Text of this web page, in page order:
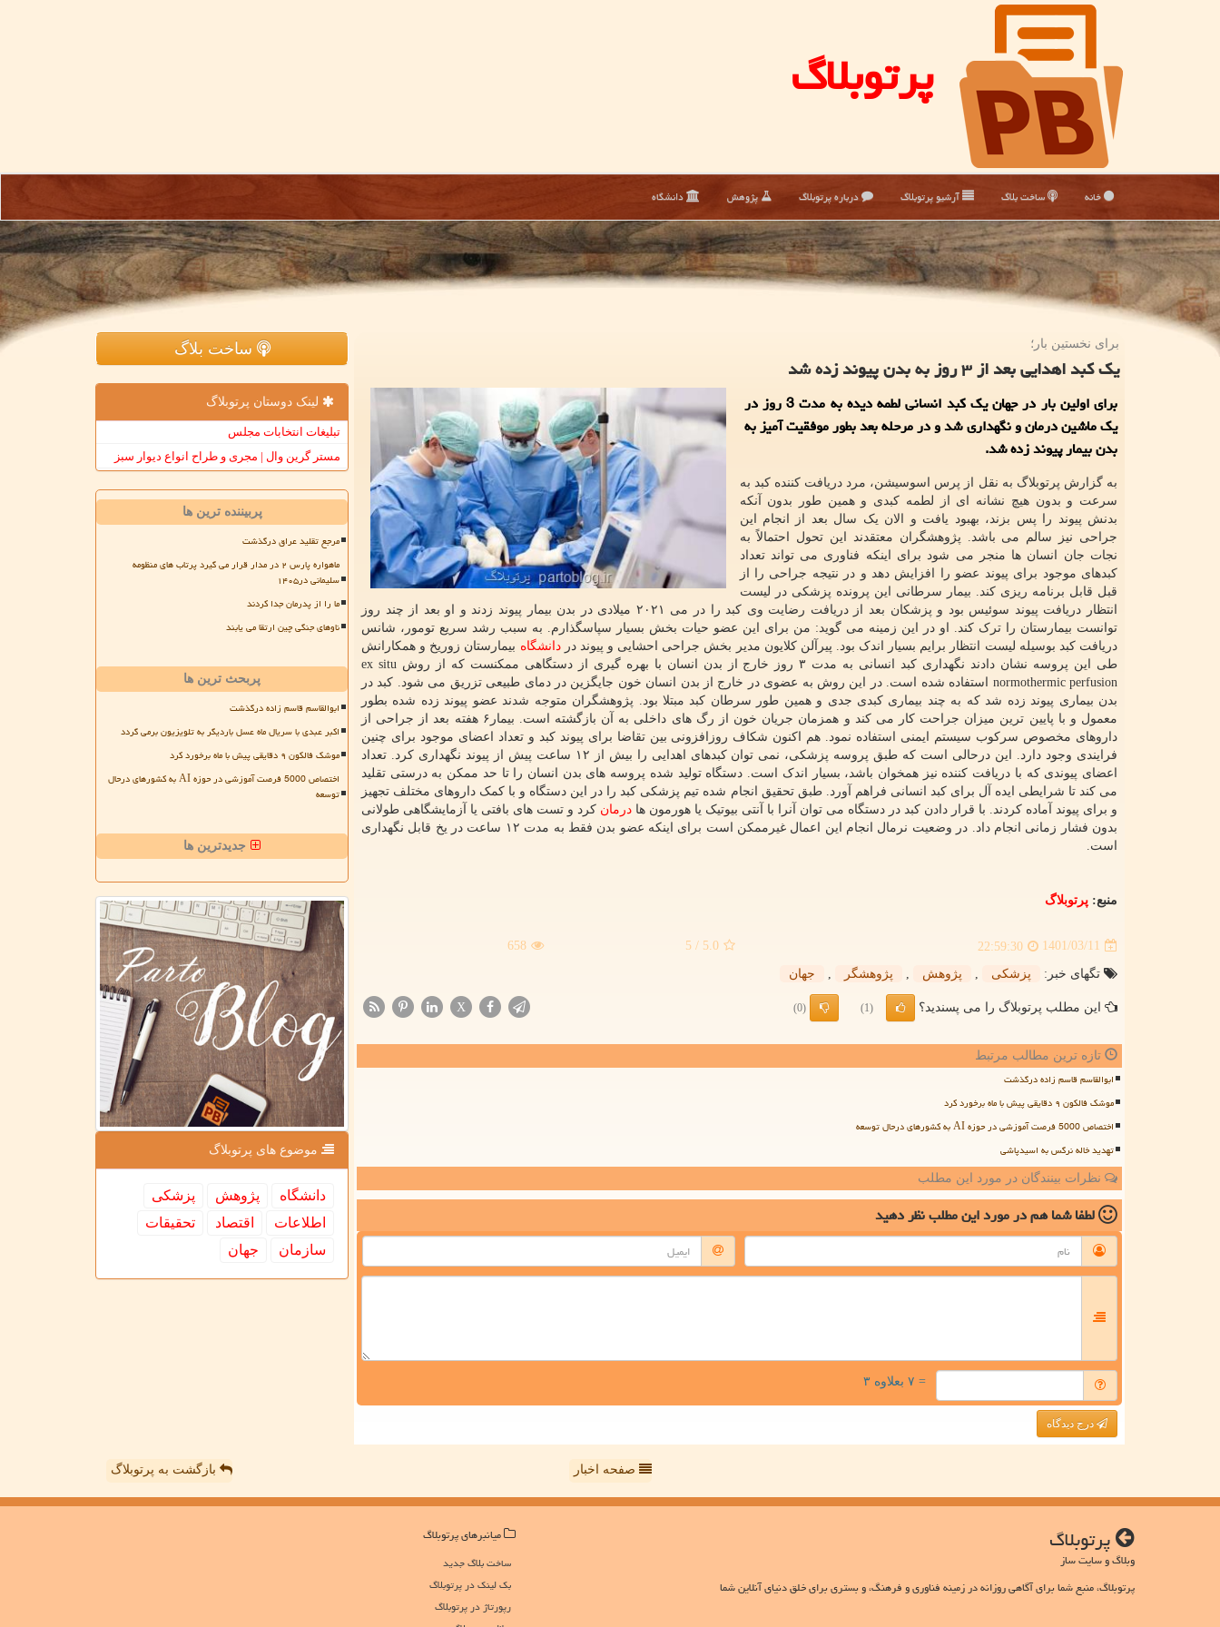
پرتوبلاگ
خانه ساخت بلاگ آرشیو پرتوبلاگ درباره پرتوبلاگ پژوهش دانشگاه
برای نخستین بار؛
یک کبد اهدایی بعد از ۳ روز به بدن پیوند زده شد
برای اولین بار در جهان یک کبد انسانی لطمه دیده به مدت 3 روز در
یک ماشین درمان و نگهداری شد و در مرحله بعد بطور موفقیت آمیز به
بدن بیمار پیوند زده شد.
به گزارش پرتوبلاگ به نقل از پرس اسوسیشن، مرد دریافت کننده کبد به
سرعت و بدون هیچ نشانه ای از لطمه کبدی و همین طور بدون آنکه
بدنش پیوند را پس بزند، بهبود یافت و الان یک سال بعد از انجام این
جراحی نیز سالم می باشد. پژوهشگران معتقدند این تحول احتمالاً به
نجات جان انسان ها منجر می شود برای اینکه فناوری می تواند تعداد
کبدهای موجود برای پیوند عضو را افزایش دهد و در نتیجه جراحی را از
قبل قابل برنامه ریزی کند. بیمار سرطانی این پرونده پزشکی در لیست
انتظار دریافت پیوند سوئیس بود و پزشکان بعد از دریافت رضایت وی کبد را در می ۲۰۲۱ میلادی در بدن بیمار پیوند زدند و او بعد از چند روز
توانست بیمارستان را ترک کند. او در این زمینه می گوید: من برای این عضو حیات بخش بسیار سپاسگذارم. به سبب رشد سریع تومور، شانس
دریافت کبد بوسیله لیست انتظار برایم بسیار اندک بود. پیرآلن کلایون مدیر بخش جراحی احشایی و پیوند دردانشگاه بیمارستان زوریخ و همکارانش
طی این پروسه نشان دادند نگهداری کبد انسانی به مدت ۳ روز خارج از بدن انسان با بهره گیری از دستگاهی ممکنست که از روش ex situ
normothermic perfusion استفاده شده است. در این روش به عضوی در خارج از بدن انسان خون جایگزین در دمای طبیعی تزریق می شود. کبد در
بدن بیماری پیوند زده شد که به چند بیماری کبدی جدی و همین طور سرطان کبد مبتلا بود. پژوهشگران متوجه شدند عضو پیوند زده شده بطور
معمول و با پایین ترین میزان جراحت کار می کند و همزمان جریان خون از رگ های داخلی به آن بازگشته است. بیمار۶ هفته بعد از جراحی از
داروهای مخصوص سرکوب سیستم ایمنی استفاده نمود. هم اکنون شکاف روزافزونی بین تقاضا برای پیوند کبد و تعداد اعضای موجود برای چنین
فرایندی وجود دارد. این درحالی است که طبق پروسه پزشکی، نمی توان کبدهای اهدایی را بیش از ۱۲ ساعت پیش از پیوند نگهداری کرد. تعداد
اعضای پیوندی که با دریافت کننده نیز همخوان باشد، بسیار اندک است. دستگاه تولید شده پروسه های بدن انسان را تا حد ممکن به درستی تقلید
می کند تا شرایطی ایده آل برای کبد انسانی فراهم آورد. طبق تحقیق انجام شده تیم پزشکی کبد را در این دستگاه و با کمک داروهای مختلف تجهیز
و برای پیوند آماده کردند. با قرار دادن کبد در دستگاه می توان آنرا با آنتی بیوتیک یا هورمون ها درمان کرد و تست های بافتی یا آزمایشگاهی طولانی
بدون فشار زمانی انجام داد. در وضعیت نرمال انجام این اعمال غیرممکن است برای اینکه عضو بدن فقط به مدت ۱۲ ساعت در یخ قابل نگهداری
است.
منبع: پرتوبلاگ
1401/03/11
22:59:30
5.0
/ 5
658
تگهای خبر: پزشكی , پژوهش , پژوهشگر , جهان
این مطلب پرتوبلاگ را می پسندید؟ (1)
(0)
X
تازه ترین مطالب مرتبط
ابوالقاسم قاسم زاده درگذشت
موشک فالکون ۹ دقایقی پیش با ماه برخورد کرد
اختصاص 5000 فرصت آموزشی در حوزه AI به کشورهای درحال توسعه
تهدید خاله نرگس به اسیدپاشی
نظرات بینندگان در مورد این مطلب
لطفا شما همدر مورد این مطلبنظر دهید
= ۷ بعلاوه ۳
درج دیدگاه
ساخت بلاگ
لینک دوستان پرتوبلاگ
تبلیغات انتخابات مجلس
مستر گرین وال | مجری و طراح انواع دیوار سبز
پربیننده ترین ها
مرجع تقلید عراق درگذشت
ماهواره پارس ۲ در مدار قرار می گیرد پرتاب های منظومه
سلیمانی در۱۴۰۵
ما را از پدرمان جدا کردند
ناوهای جنگی چین ارتقا می یابند
پربحث ترین ها
ابوالقاسم قاسم زاده درگذشت
اکبر عبدی با سریال ماه عسل باردیگر به تلویزیون برمی گردد
موشک فالکون ۹ دقایقی پیش با ماه برخورد کرد
اختصاص 5000 فرصت آموزشی در حوزه AI به کشورهای درحال
توسعه
جدیدترین ها
موضوع های پرتوبلاگ
دانشگاه پژوهش
پزشكی
اطلاعات
اقتصاد
تحقیقات
سازمان
جهان
صفحه اخبار بازگشت به پرتوبلاگ
پرتوبلاگ
وبلاگ و سایت ساز
پرتوبلاگ، منبع شما برای آگاهی روزانه در زمینه فناوری و فرهنگ، و بستری برای خلق دنیای آنلاین شما
میانبرهای پرتوبلاگ
ساخت بلاگ جدید
بک لینک در پرتوبلاگ
رپورتاژ در پرتوبلاگ